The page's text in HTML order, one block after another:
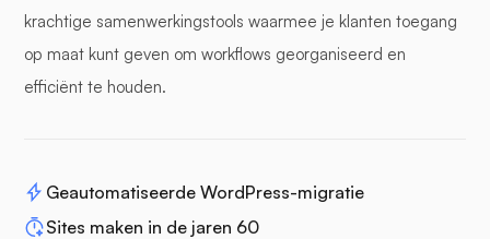
krachtige samenwerkingstools waarmee je klanten toegang
op maat kunt geven om workflows georganiseerd en
efficiënt te houden.
Geautomatiseerde WordPress-migratie
Sites maken in de jaren 60